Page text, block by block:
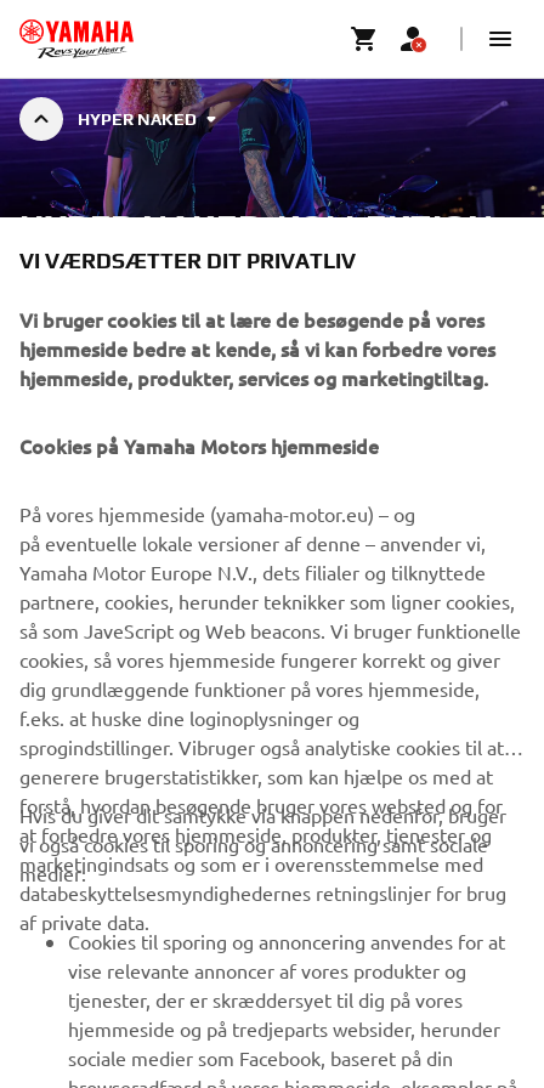
HYPER NAKED
HYPER NAKED-KOLLEKTION
Hyper Naked-tøj er designet til at komplementere
Yamaha motorcyklers dristige og moderne stil. Denne
tøjserie er beregnet til motorcyklister og fans,
... Vis mere
B2B
MERE YAMAHA
SUPPORT
NYHEDSBREV
Vær den første til at få besked om de seneste tilbud, særlige
arrangementer, nye udgivelser og meget mere.
TILMELD DIG
Læs vores privatlivspolitik for at lære, hvordan vi behandler dine
personlige data:
Privatlivspolitik
hjemmeside bedre at kende, så vi kan forbedre vores
hjemmeside, produkter, services og marketingtiltag.
på eventuelle lokale versioner af denne – anvender vi,
Yamaha Motor Europe N.V., dets filialer og tilknyttede
partnere, cookies, herunder teknikker som ligner cookies,
så som JaveScript og Web beacons. Vi bruger funktionelle
cookies, så vores hjemmeside fungerer korrekt og giver
dig grundlæggende funktioner på vores hjemmeside,
f.eks. at huske dine loginoplysninger og
sprogindstillinger. Vibruger også analytiske cookies til at
generere brugerstatistikker, som kan hjælpe os med at
forstå, hvordan besøgende bruger vores websted og for
at forbedre vores hjemmeside, produkter, tjenester og
marketingindsats og som er i overensstemmelse med
databeskyttelsesmyndighedernes retningslinjer for brug
af private data.
Hvis du giver dit samtykke via knappen nedenfor, bruger
vi også cookies til sporing og annoncering samt sociale
medier:
Cookies til sporing og annoncering anvendes for at
vise relevante annoncer af vores produkter og
tjenester, der er skræddersyet til dig på vores
hjemmeside og på tredjeparts websider, herunder
sociale medier som Facebook, baseret på din
browseradfærd på vores hjemmeside, eksempler på